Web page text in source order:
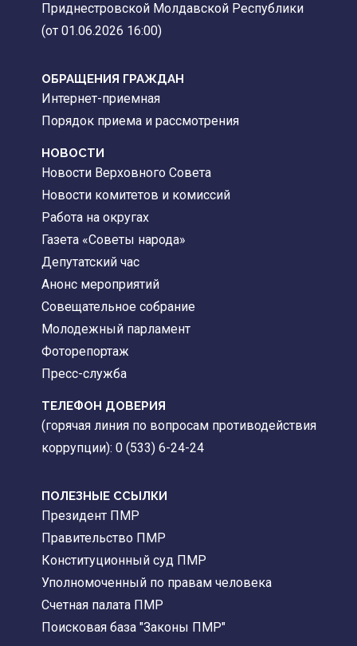
Приднестровской Молдавской Республики
(от 01.06.2026 16:00)
ОБРАЩЕНИЯ ГРАЖДАН
Интернет-приемная
Порядок приема и рассмотрения
НОВОСТИ
Новости Верховного Совета
Новости комитетов и комиссий
Работа на округах
Газета «Советы народа»
Депутатский час
Анонс мероприятий
Совещательное собрание
Молодежный парламент
Фоторепортаж
Пресс-служба
ТЕЛЕФОН ДОВЕРИЯ
(горячая линия по вопросам противодействия
коррупции): 0 (533) 6-24-24
ПОЛЕЗНЫЕ ССЫЛКИ
Президент ПМР
Правительство ПМР
Конституционный суд ПМР
Уполномоченный по правам человека
Счетная палата ПМР
Поисковая база "Законы ПМР"